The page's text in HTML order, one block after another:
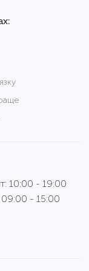
10:00 - 19:00
- 15:00